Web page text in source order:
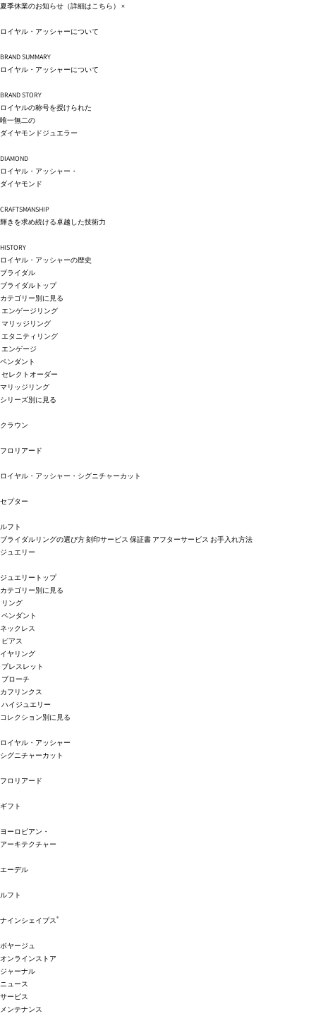
コンテ
進む
夏季休業のお知らせ（詳細はこちら） ×
ロイヤル・アッシャーについて
BRAND SUMMARY
ロイヤル・アッシャーについて
BRAND STORY
ロイヤルの称号を授けられた
唯一無二の
ダイヤモンドジュエラー
DIAMOND
ロイヤル・アッシャー・
ダイヤモンド
CRAFTSMANSHIP
輝きを求め続ける卓越した技術力
HISTORY
ロイヤル・アッシャーの歴史
ブライダル
ブライダルトップ
カテゴリー別に見る
エンゲージリング
マリッジリング
エタニティリング
エンゲージ
ペンダント
セレクトオーダー
マリッジリング
シリーズ別に見る
クラウン
フロリアード
ロイヤル・アッシャー・シグニチャーカット
セプター
ルフト
ブライダルリングの選び方刻印サービス 保証書 アフターサービス お手入れ方法
ジュエリー
ジュエリートップ
カテゴリー別に見る
リング
ペンダント
ネックレス
ピアス
イヤリング
ブレスレット
ブローチ
カフリンクス
ハイジュエリー
コレクション別に見る
ロイヤル・アッシャー
シグニチャーカット
フロリアード
ギフト
ヨーロピアン・
アーキテクチャー
エーデル
ルフト
ナインシェイプス®
ボヤージュ
オンラインストア
ジャーナル
ニュース
サービス
メンテナンス